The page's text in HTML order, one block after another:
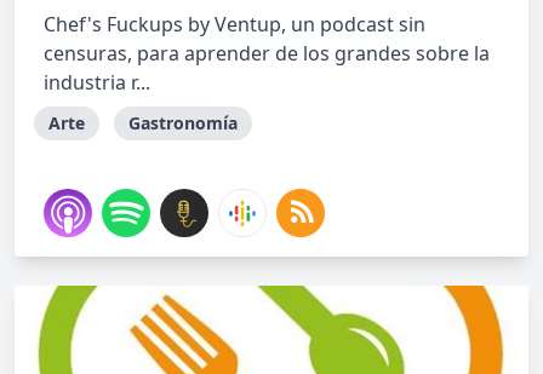
Chef's Fuckups by Ventup, un podcast sin
censuras, para aprender de los grandes sobre la
industria r...
Arte Gastronomía